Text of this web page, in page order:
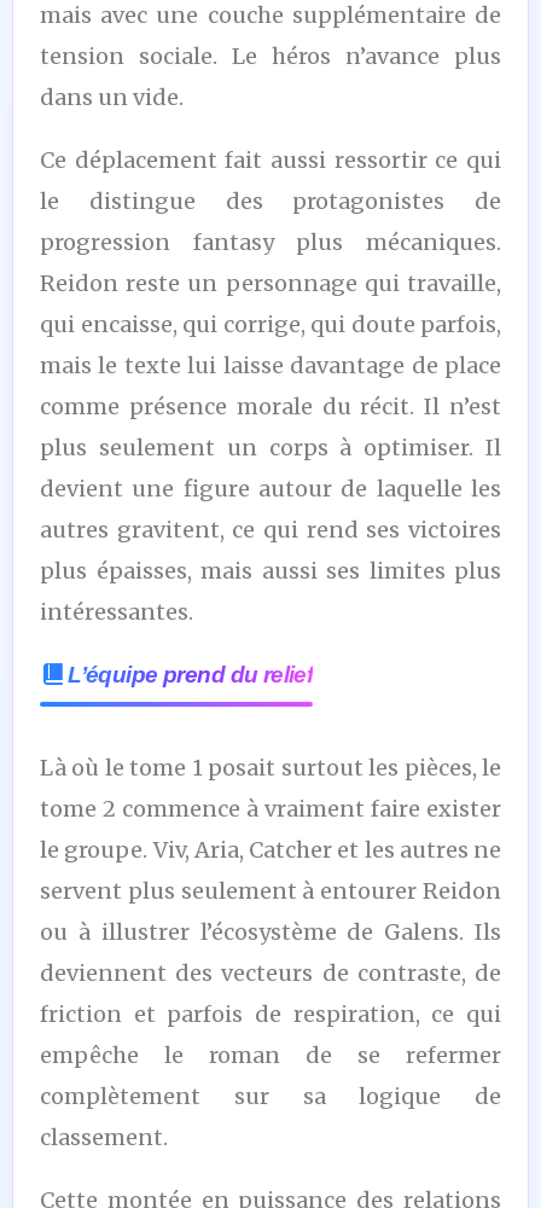
mais avec une couche supplémentaire de
tension sociale. Le héros n’avance plus
dans un vide.
Ce déplacement fait aussi ressortir ce qui
le distingue des protagonistes de
progression fantasy plus mécaniques.
Reidon reste un personnage qui travaille,
qui encaisse, qui corrige, qui doute parfois,
mais le texte lui laisse davantage de place
comme présence morale du récit. Il n’est
plus seulement un corps à optimiser. Il
devient une figure autour de laquelle les
autres gravitent, ce qui rend ses victoires
plus épaisses, mais aussi ses limites plus
intéressantes.
L’équipe prend du relief
Là où le tome 1 posait surtout les pièces, le
tome 2 commence à vraiment faire exister
le groupe. Viv, Aria, Catcher et les autres ne
servent plus seulement à entourer Reidon
ou à illustrer l’écosystème de Galens. Ils
deviennent des vecteurs de contraste, de
friction et parfois de respiration, ce qui
empêche le roman de se refermer
complètement sur sa logique de
classement.
Cette montée en puissance des relations